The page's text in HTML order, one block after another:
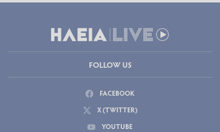
FOLLOW US
FACEBOOK
X (TWITTER)
YOUTUBE